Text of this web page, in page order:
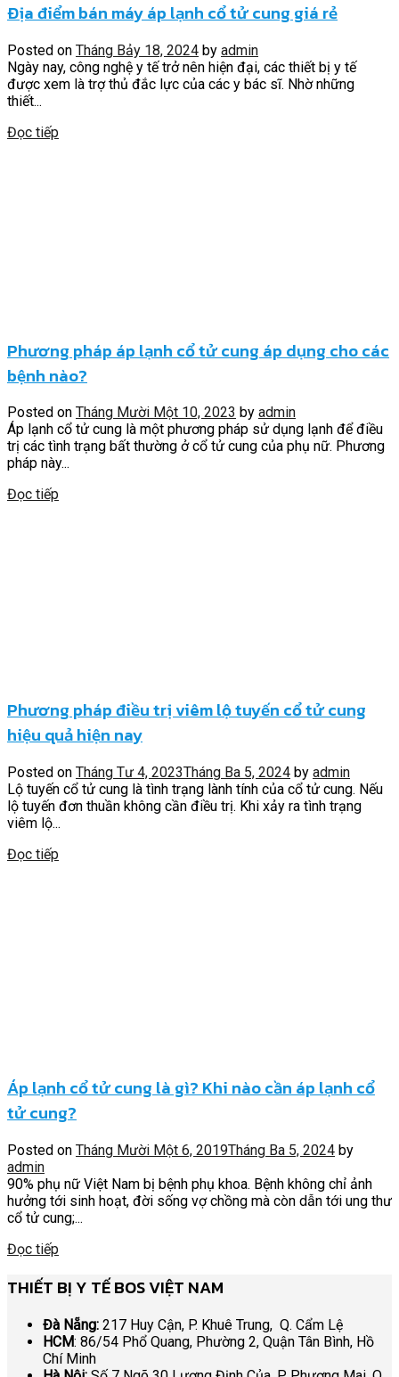
Địa điểm bán máy áp lạnh cổ tử cung giá rẻ
Posted on Tháng Bảy 18, 2024 by admin
Ngày nay, công nghệ y tế trở nên hiện đại, các thiết bị y tế
được xem là trợ thủ đắc lực của các y bác sĩ. Nhờ những
thiết...
Đọc tiếp
Phương pháp áp lạnh cổ tử cung áp dụng cho các
bệnh nào?
Posted on Tháng Mười Một 10, 2023 by admin
Áp lạnh cổ tử cung là một phương pháp sử dụng lạnh để điều
trị các tình trạng bất thường ở cổ tử cung của phụ nữ. Phương
pháp này...
Đọc tiếp
Phương pháp điều trị viêm lộ tuyến cổ tử cung
hiệu quả hiện nay
Posted on Tháng Tư 4, 2023Tháng Ba 5, 2024 by admin
Lộ tuyến cổ tử cung là tình trạng lành tính của cổ tử cung. Nếu
lộ tuyến đơn thuần không cần điều trị. Khi xảy ra tình trạng
viêm lộ...
Đọc tiếp
Áp lạnh cổ tử cung là gì? Khi nào cần áp lạnh cổ
tử cung?
Posted on Tháng Mười Một 6, 2019Tháng Ba 5, 2024 by
admin
90% phụ nữ Việt Nam bị bệnh phụ khoa. Bệnh không chỉ ảnh
hưởng tới sinh hoạt, đời sống vợ chồng mà còn dẫn tới ung thư
cổ tử cung;...
Đọc tiếp
THIẾT BỊ Y TẾ BOS VIỆT NAM
Đà Nẵng: 217 Huy Cận, P. Khuê Trung, Q. Cẩm Lệ
HCM: 86/54 Phổ Quang, Phường 2, Quận Tân Bình, Hồ
Chí Minh